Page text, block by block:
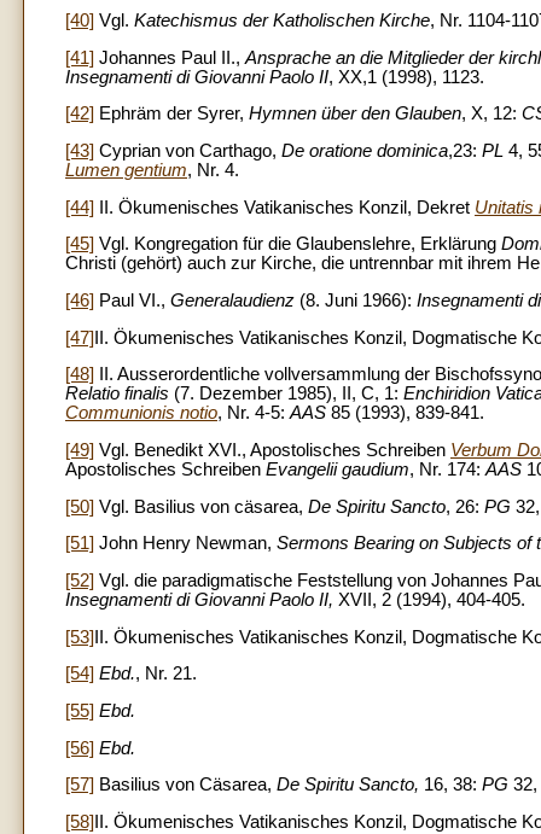
[40] Vgl. Katechismus der Katholischen Kirche, Nr. 1104-
[41] Johannes Paul II., Ansprache an die Mitglieder der
Insegnamenti di Giovanni Paolo II, XX,1 (1998), 1123.
[42] Ephräm der Syrer, Hymnen über den Glauben, X, 12:
[43] Cyprian von Carthago, De oratione dominica,23: PL 4,
Lumen gentium, Nr. 4.
[44]
II. Ökumenisches Vatikanisches Konzil, Dekret Unitatis
[45] Vgl. Kongregation für die Glaubenslehre, Erklärung
Christi (gehört) auch zur Kirche, die untrennbar mit ihrem
[46] Paul VI., Generalaudienz (8. Juni 1966): Insegnamenti
[47]
II. Ökumenisches Vatikanisches Konzil, Dogmatische
[48]
II. Ausserordentliche vollversammlung der
Relatio finalis (7. Dezember 1985), II, C, 1: Enchiridion
Communionis notio, Nr. 4-5:AAS 85 (1993), 839-841.
[49] Vgl. Benedikt XVI., Apostolisches Schreiben Verbum
Apostolisches Schreiben Evangelii gaudium, Nr. 174: AAS
[50] Vgl. Basilius von cäsarea, De Spiritu Sancto, 26: PG
[51] John Henry Newman, Sermons Bearing on Subjects of
[52] Vgl. die paradigmatische Feststellung von Johannes
Insegnamenti di Giovanni Paolo II, XVII, 2 (1994), 404-405.
[53]II. Ökumenisches Vatikanisches Konzil, Dogmatische
[54] Ebd., Nr. 21.
[55] Ebd.
[56] Ebd.
[57] Basilius von Cäsarea, De Spiritu Sancto, 16, 38: PG 32,
[58]
II. Ökumenisches Vatikanisches Konzil, Dogmatische